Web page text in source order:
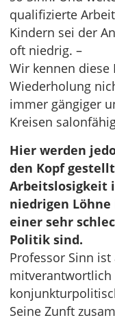
qualifizierte
Kindern sei der
oft niedrig. –
Wir kennen diese
Wiederholung
immer gängiger
Kreisen
Hier werden
den Kopf
Arbeitslosigkeit
niedrigen
einer sehr
Politik sind.
Professor Sinn
Seine Zunft